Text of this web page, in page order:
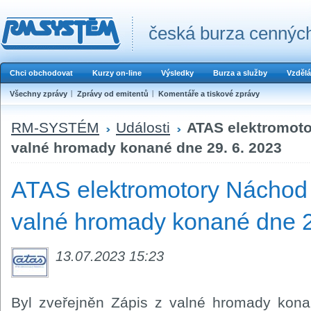
česká burza
Chci obchodovat Kurzy on-line Výsledky Burza a služby
Všechny zprávy Zprávy od emitentů Komentáře a tiskové zprávy
RM-SYSTÉM Události
ATAS
valné hromady konané dne 29. 6. 2023
ATAS elektromotory
valné hromady konané dne
13.07.2023 15:23
Byl zveřejněn Zápis z valné hromady